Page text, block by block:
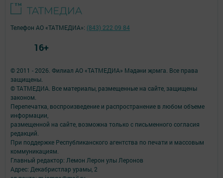
© 2011 - 2026. Филиал АО «ТАТМЕДИА» Мәдәни җомга. Все права
защищены.
© ТАТМЕДИА. Все материалы, размещенные на сайте, защищены
законом.
Перепечатка, воспроизведение и распространение в любом объеме
информации,
размещенной на сайте, возможна только с письменного согласия
редакций.
При поддержке Республиканского агентства по печати и массовым
коммуникациям.
Главный редактор: Лемон Лерон улы Леронов
Адрес: Декабристлар урамы, 2
Телефон АО «ТАТМЕДИА»: (843) 222 09 84
16+